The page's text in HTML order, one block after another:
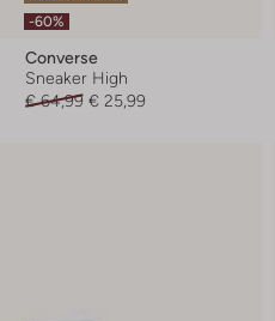
-60%
Converse
Sneaker High
€ 64,99 € 25,99